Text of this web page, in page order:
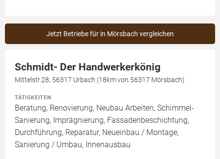
Jetzt Betriebe für in Mörsbach vergleichen
Schmidt- Der Handwerkerkönig
Mittelstr.28, 56317 Urbach (18km von 56317 Mörsbach)
TÄTIGKEITEN
Beratung, Renovierung, Neubau Arbeiten, Schimmel-
Sanierung, Imprägnierung, Fassadenbeschichtung,
Durchführung, Reparatur, Neueinbau / Montage,
Sanierung / Umbau, Innenausbau